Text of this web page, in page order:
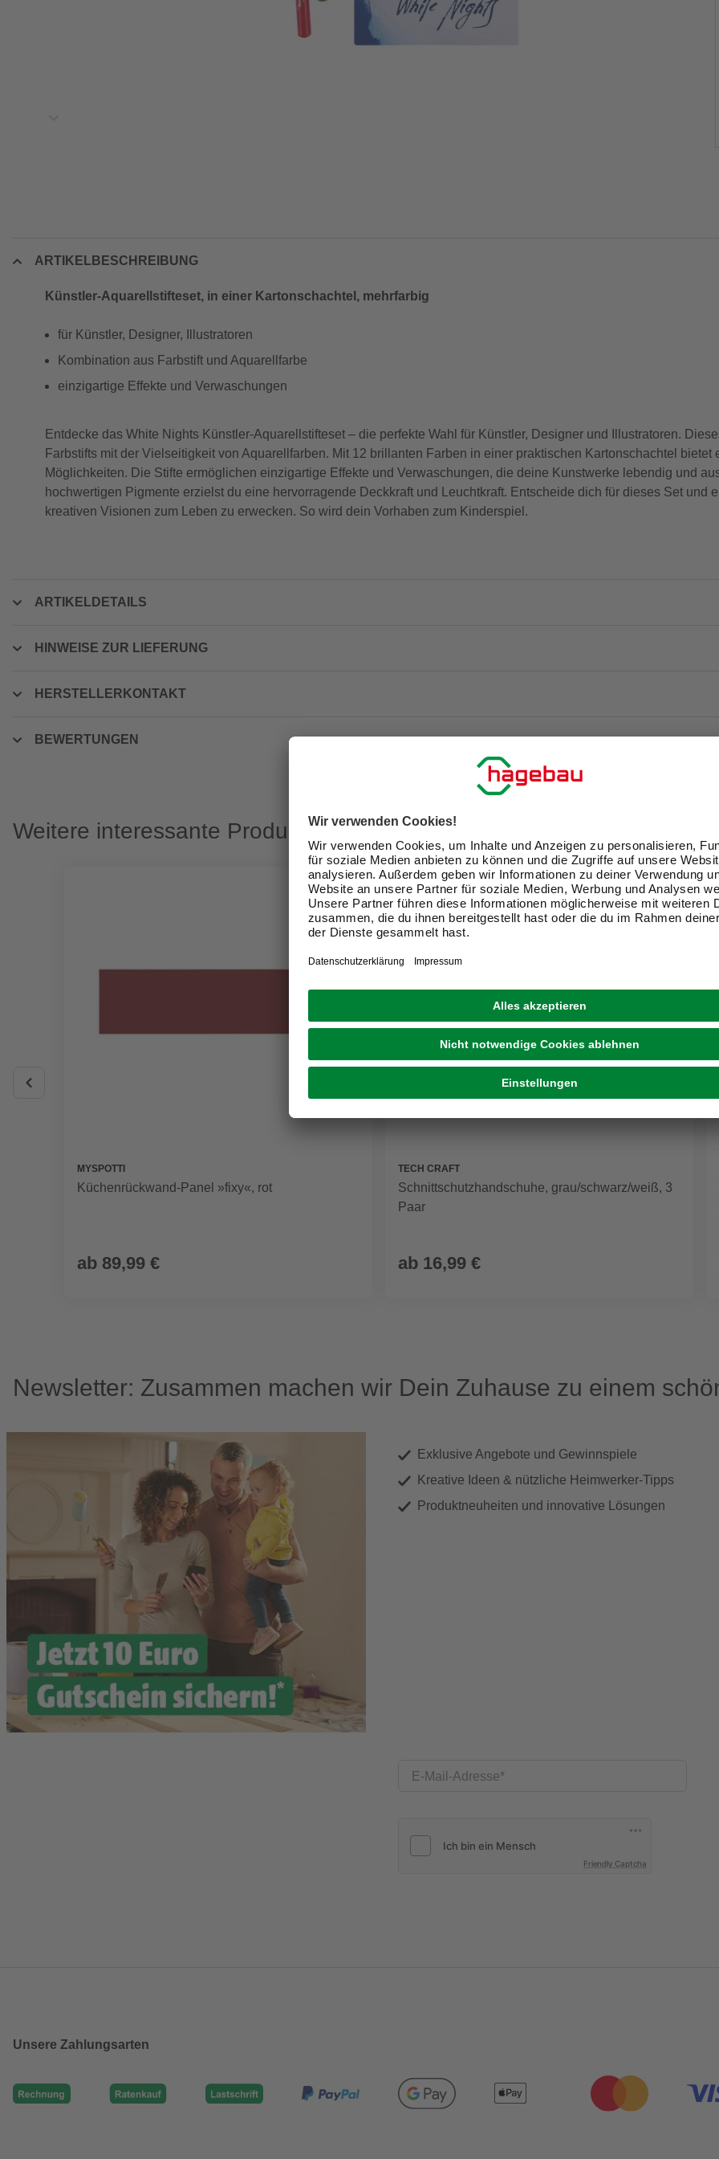
ARTIKELBESCHREIBUNG
Künstler-Aquarellstifteset, in einer Kartonschachtel, mehrfarbig
für Künstler, Designer, Illustratoren
Kombination aus Farbstift und Aquarellfarbe
einzigartige Effekte und Verwaschungen
Entdecke das White Nights Künstler-Aquarellstifteset – die perfekte Wahl für Künstler, Designer und Illustratoren.
Farbstifts mit der Vielseitigkeit von Aquarellfarben. Mit 12 brillanten Farben in einer praktischen Kartonschachtel bietet
Möglichkeiten. Die Stifte ermöglichen einzigartige Effekte und Verwaschungen, die deine Kunstwerke lebendig und
hochwertigen Pigmente erzielst du eine hervorragende Deckkraft und Leuchtkraft. Entscheide dich für dieses Set und
kreativen Visionen zum Leben zu erwecken. So wird dein Vorhaben zum Kinderspiel.
ARTIKELDETAILS
HINWEISE ZUR LIEFERUNG
HERSTELLERKONTAKT
BEWERTUNGEN
Weitere interessante Produkte
MYSPOTTI
Küchenrückwand-Panel »fixy«, rot
ab 89,99 €
TECH CRAFT
Schnittschutzhandschuhe, grau/schwarz/weiß, 3
Paar
ab 16,99 €
Newsletter: Zusammen machen wir Dein Zuhause zu einem
Exklusive Angebote und Gewinnspiele
Kreative Ideen & nützliche Heimwerker-Tipps
Produktneuheiten und innovative Lösungen
E-Mail-Adresse
Friendly Captcha
Unsere Zahlungsarten